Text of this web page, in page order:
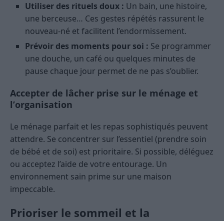
Utiliser des rituels doux : Un bain, une histoire,
une berceuse… Ces gestes répétés rassurent le
nouveau-né et facilitent l’endormissement.
Prévoir des moments pour soi : Se programmer
une douche, un café ou quelques minutes de
pause chaque jour permet de ne pas s’oublier.
Accepter de lâcher prise sur le ménage et
l’organisation
Le ménage parfait et les repas sophistiqués peuvent
attendre. Se concentrer sur l’essentiel (prendre soin
de bébé et de soi) est prioritaire. Si possible, déléguez
ou acceptez l’aide de votre entourage. Un
environnement sain prime sur une maison
impeccable.
Prioriser le sommeil et la